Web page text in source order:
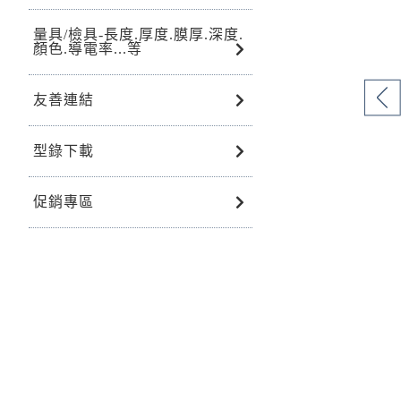
量具/檢具-長度.厚度.膜厚.深度.
顏色.導電率...等
友善連結
型錄下載
促銷專區